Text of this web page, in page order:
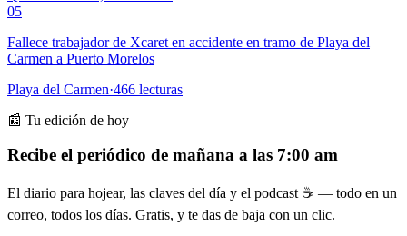
05
Fallece trabajador de Xcaret en accidente en tramo de Playa del
Carmen a Puerto Morelos
Playa del Carmen·466 lecturas
📰 Tu edición de hoy
Recibe el periódico de mañana a las 7:00 am
El diario para hojear, las claves del día y el podcast ☕ — todo en un
correo, todos los días. Gratis, y te das de baja con un clic.